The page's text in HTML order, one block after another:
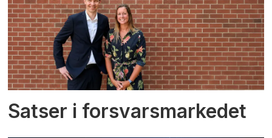
Satser i forsvarsmarkedet